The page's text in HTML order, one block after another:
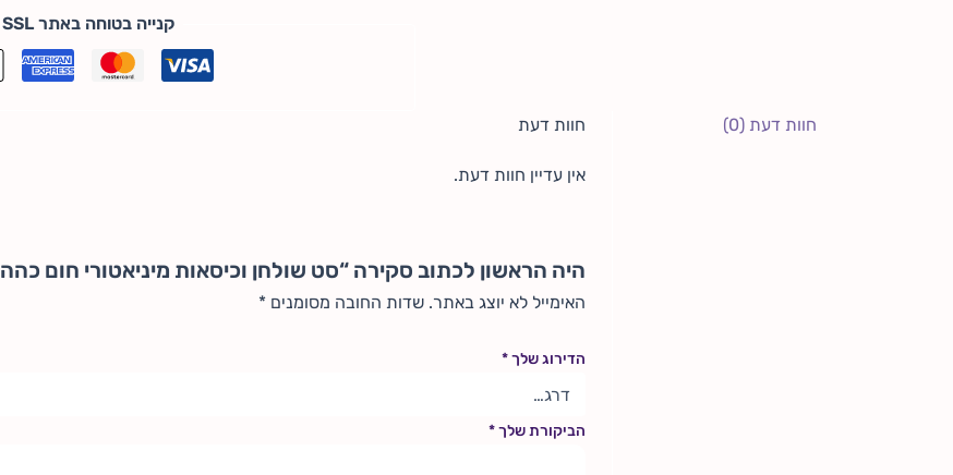
קנייה בטוחה באתר SSL ובסטנדרט PCI DSS
חוות דעת (0) חוות דעת
אין עדיין חוות דעת.
היה הראשון לכתוב סקירה “סט שולחן וכיסאות מיניאטורי חום כהה 3X5 ס"מ”
האימייל לא יוצג באתר. שדות החובה מסומנים *
הדירוג שלך*
הביקורת שלך*